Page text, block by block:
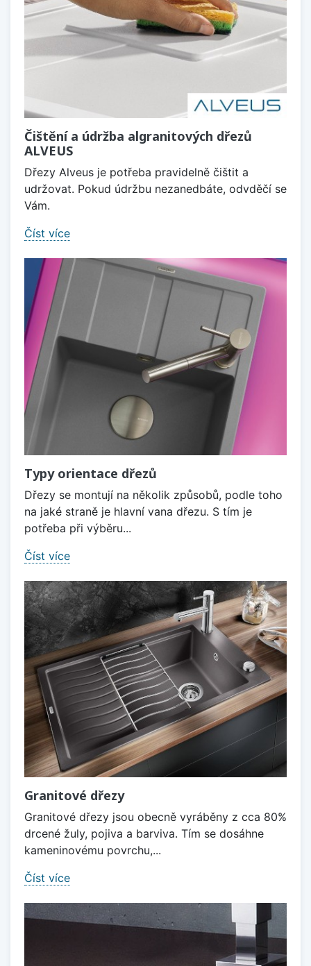
Čištění a údržba algranitových dřezů
ALVEUS
Dřezy Alveus je potřeba pravidelně čištit a
udržovat. Pokud údržbu nezanedbáte, odvděčí se
Vám.
Číst více
Typy orientace dřezů
Dřezy se montují na několik způsobů, podle toho
na jaké straně je hlavní vana dřezu. S tím je
potřeba při výběru...
Číst více
Granitové dřezy
Granitové dřezy jsou obecně vyráběny z cca 80%
drcené žuly, pojiva a barviva. Tím se dosáhne
kameninovému povrchu,...
Číst více